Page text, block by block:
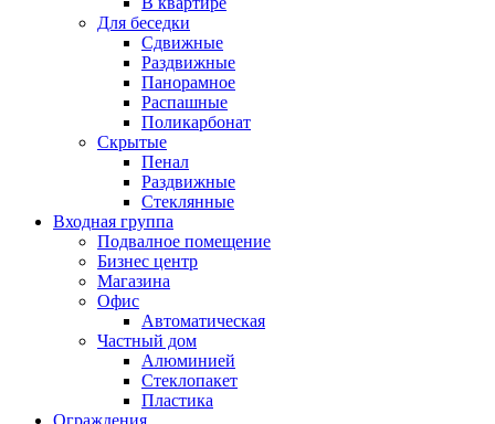
Для беседки
Сдвижные
Раздвижные
Панорамное
Распашные
Поликарбонат
Скрытые
Пенал
Раздвижные
Стеклянные
Входная группа
Подвалное помещение
Бизнес центр
Магазина
Офис
Автоматическая
Частный дом
Алюминией
Стеклопакет
Пластика
Ограждения